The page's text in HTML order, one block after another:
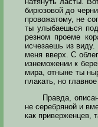
бирюзовой до
провожатому, не
ты улыбаешься
резном проеме
исчезаешь из
меня вверх. С
изнеможении к
мира, отныне ты
плакать, но
Правда,
не серебряной и
как приверженцев,